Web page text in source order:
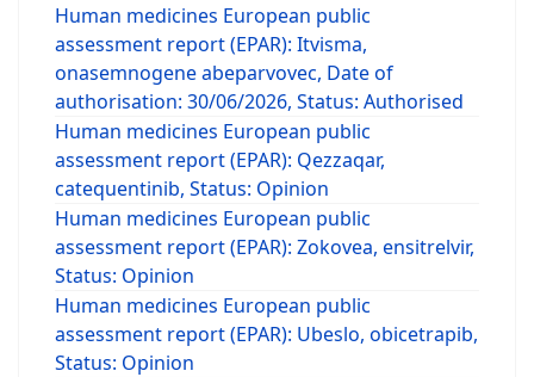
Human medicines European public
assessment report (EPAR): Itvisma,
onasemnogene abeparvovec, Date of
authorisation: 30/06/2026, Status: Authorised
Human medicines European public
assessment report (EPAR): Qezzaqar,
catequentinib, Status: Opinion
Human medicines European public
assessment report (EPAR): Zokovea, ensitrelvir,
Status: Opinion
Human medicines European public
assessment report (EPAR): Ubeslo, obicetrapib,
Status: Opinion